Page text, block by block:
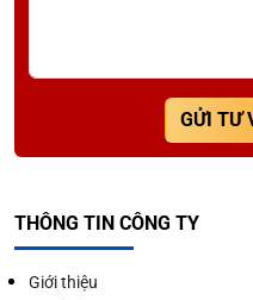
GỬI TƯ
THÔNG TIN CÔNG TY
Giới thiệu